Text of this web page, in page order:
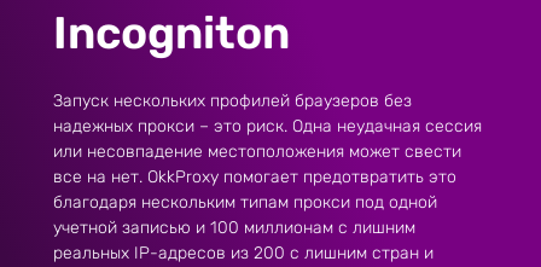
Incogniton
Запуск нескольких профилей браузеров без
надежных прокси – это риск. Одна неудачная сессия
или несовпадение местоположения может свести
все на нет. OkkProxy помогает предотвратить это
благодаря нескольким типам прокси под одной
учетной записью и 100 миллионам с лишним
реальных IP-адресов из 200 с лишним стран и